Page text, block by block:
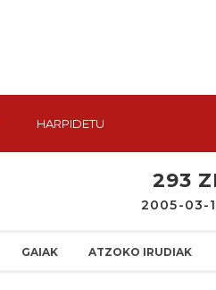
HARPIDETU
293
2005-03-
GAIAK ATZOKO IRUDIAK